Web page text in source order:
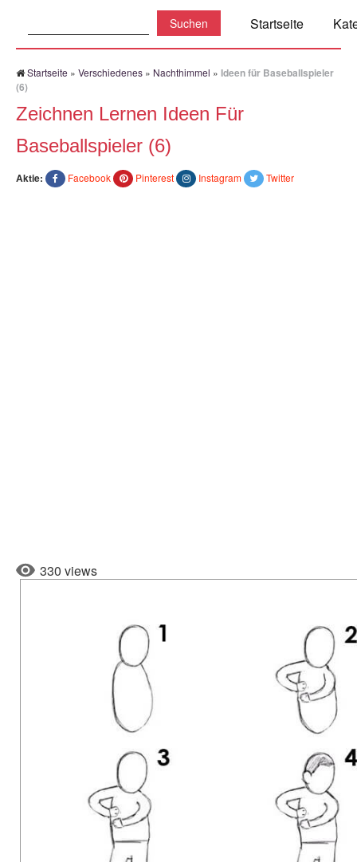
Startseite
Startseite » Verschiedenes » Nachthimmel » Ideen für Baseballspieler
(6)
Zeichnen Lernen Ideen Für
Baseballspieler (6)
Aktie: Facebook Pinterest Instagram Twitter
330 views